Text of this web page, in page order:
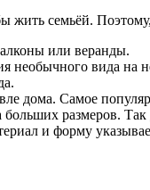
жить семьёй.
или веранды.
необычного вида на
дома. Самое
размеров.
и форму